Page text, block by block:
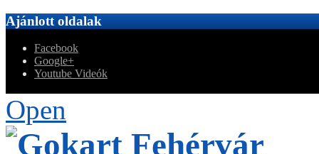
Ajánlott oldalak
Facebook
Google+
Youtube Videók
Open